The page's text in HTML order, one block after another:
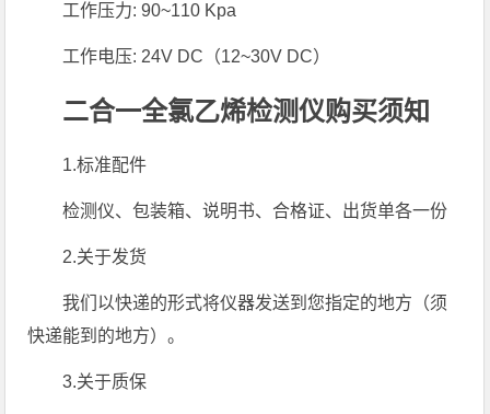
工作压力: 90~110 Kpa
工作电压: 24V DC（12~30V DC）
二合一全氯乙烯检测仪购买须知
1.标准配件
检测仪、包装箱、说明书、合格证、出货单各一份
2.关于发货
我们以快递的形式将仪器发送到您指定的地方（须
快递能到的地方）。
3.关于质保